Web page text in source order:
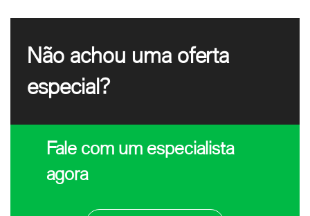
Não achou uma oferta
especial?
Fale com um especialista
agora